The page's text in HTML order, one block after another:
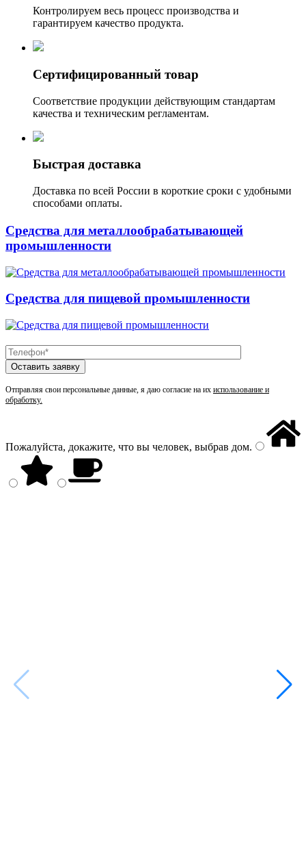
Контролируем весь процесс производства и
гарантируем качество продукта.
Сертифицированный товар
Соответствие продукции действующим стандартам
качества и техническим регламентам.
Быстрая доставка
Доставка по всей России в короткие сроки с удобными
способами оплаты.
Средства для металлообрабатывающей
промышленности
Средства для пищевой промышленности
Отправляя свои персональные данные, я даю согласие на их использование и
обработку.
Пожалуйста, докажите, что вы человек, выбрав дом.